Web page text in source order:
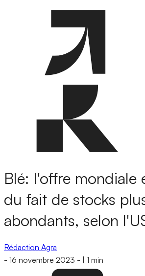
Blé: l'offre mondiale
du fait de stocks
abondants, selon
Rédaction Agra
- 16 novembre 2023 - 1 min